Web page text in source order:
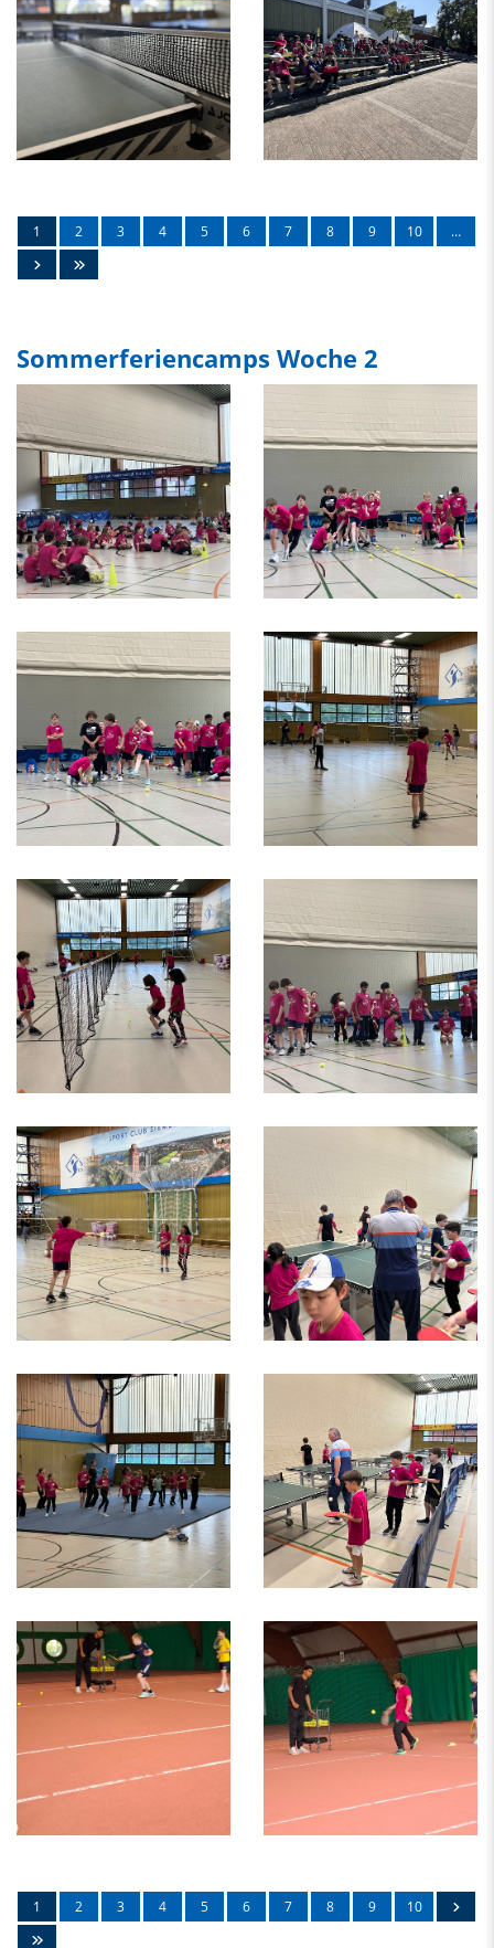
1 2 3 4 5 6 7 8 9 10 …
Sommerferiencamps Woche 2
1 2 3 4 5 6 7 8 9 10